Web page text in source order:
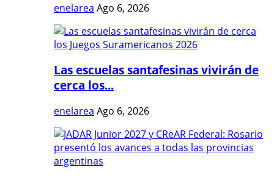
enelarea Ago 6, 2026
Las escuelas santafesinas vivirán de
cerca los...
enelarea Ago 6, 2026